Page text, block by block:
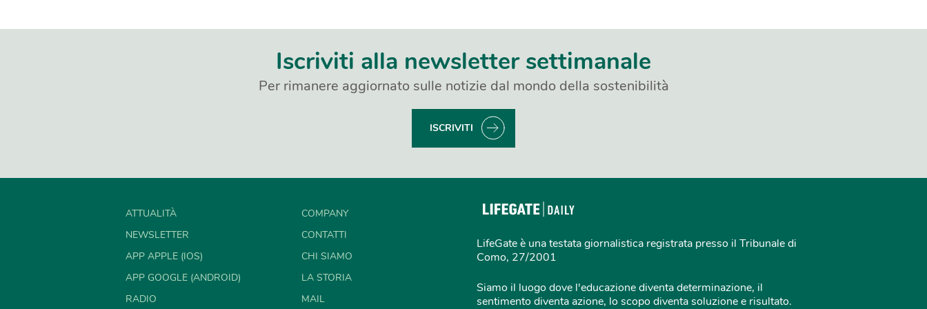
Iscriviti alla newsletter settimanale
Per rimanere aggiornato sulle notizie dal mondo della sostenibilità
ISCRIVITI
ATTUALITÀ
NEWSLETTER
APP APPLE (IOS)
APP GOOGLE (ANDROID)
RADIO
COMPANY
CONTATTI
CHI SIAMO
LA STORIA
MAIL
LifeGate è una testata giornalistica registrata presso il Tribunale di
Como, 27/2001
Siamo il luogo dove l'educazione diventa determinazione, il
sentimento diventa azione, lo scopo diventa soluzione e risultato.